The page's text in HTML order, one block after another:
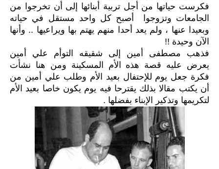
فكرست حياتها من أجل تربية أبنائها إلى أن تخرجوا من
الجامعات وتزوجوا أصبح كل واحد مستقل في حياته
وبعيدا عنها ، ولم يعد أحدا منهم يهتم بها ويراعيها .. وأنها
الآن وحيدة !!
فذهب مصطفى أمين إلى شقيقه التوأم علي أمين
يعرض عليه قصة هذه الأم المسكينة ومن هنا نشأت
فكرة جعل يوم للإحتفال بعيد الأم وطلب علي أمين من
أن يكتب مقالا بذلك يقترحا فيه يوم يكون خاصا بعيد الأم
لتكريمها وتذكير الإبناء بفضلها .